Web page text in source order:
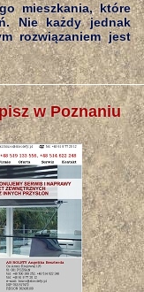
mieszkania, które
Nie każdy jednak
rozwiązaniem jest
w Poznaniu